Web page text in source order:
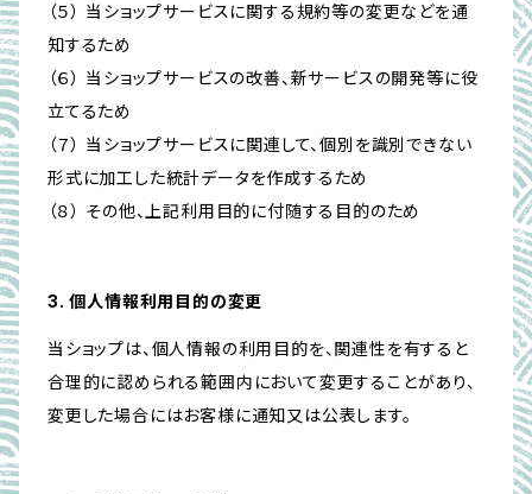
（５） 当ショップサービスに関する規約等の変更などを通
知するため
（６） 当ショップサービスの改善、新サービスの開発等に役
立てるため
（７） 当ショップサービスに関連して、個別を識別できない
形式に加工した統計データを作成するため
（８） その他、上記利用目的に付随する目的のため
3. 個人情報利用目的の変更
当ショップは、個人情報の利用目的を、関連性を有すると
合理的に認められる範囲内において変更することがあり、
変更した場合にはお客様に通知又は公表します。